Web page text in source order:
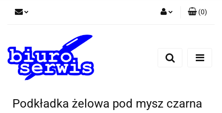
Zarejestruj się
(0)
Podkładka żelowa pod mysz czarna